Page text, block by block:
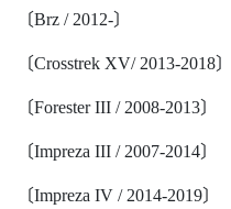
〔Brz / 2012-〕
〔Crosstrek XV/ 2013-2018〕
〔Forester III / 2008-2013〕
〔Impreza III / 2007-2014〕
〔Impreza IV / 2014-2019〕